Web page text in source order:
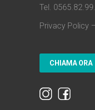
Tel.
Privacy Policy –